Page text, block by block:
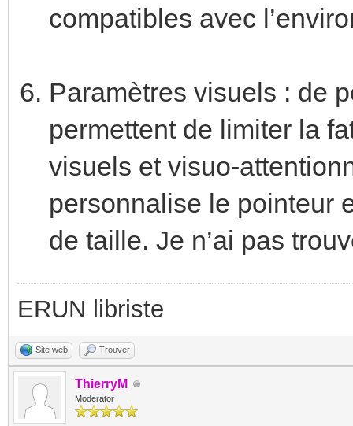
compatibles avec
Paramètres visuels : de
permettent de limiter la
visuels et visuo-
personnalise le pointeur
de taille. Je n’ai pas
ERUN libriste
Site web Trouver
ThierryM
Moderator